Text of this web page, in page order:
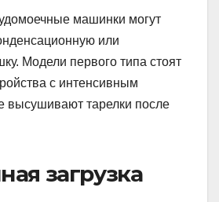
машинки могут
или
Модели первого типа стоят
с интенсивным
высушивают тарелки после
загрузка